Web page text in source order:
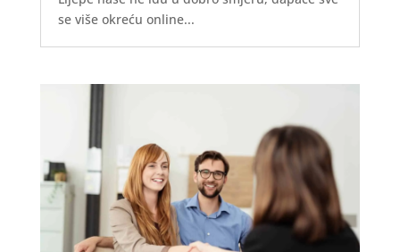
se više okreću online...